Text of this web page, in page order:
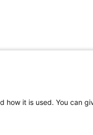
it is used. You can